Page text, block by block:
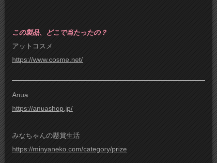
この製品、どこで当たったの？
アットコスメ
https://www.cosme.net/
Anua
https://anuashop.jp/
みなちゃんの懸賞生活
https://minyaneko.com/category/prize